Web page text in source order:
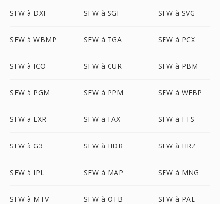
SFW à DXF SFW à SGI SFW à SVG
SFW à WBMP SFW à TGA SFW à PCX
SFW à ICO SFW à CUR SFW à PBM
SFW à PGM SFW à PPM SFW à WEBP
SFW à EXR SFW à FAX SFW à FTS
SFW à G3 SFW à HDR SFW à HRZ
SFW à IPL SFW à MAP SFW à MNG
SFW à MTV SFW à OTB SFW à PAL